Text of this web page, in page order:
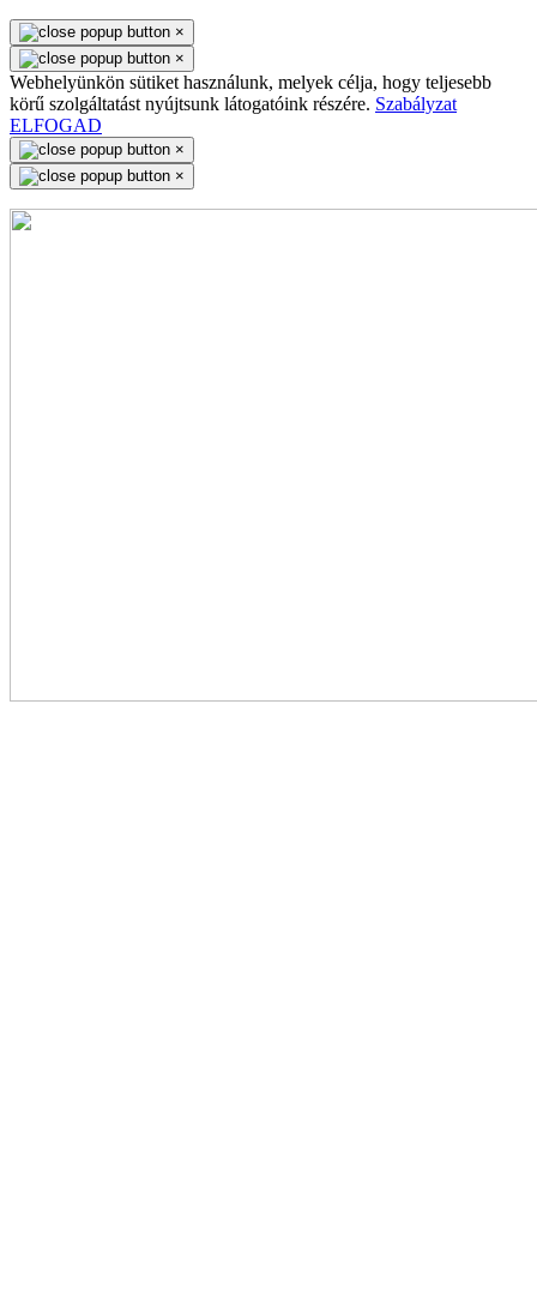
×
×
Webhelyünkön sütiket használunk, melyek célja, hogy teljesebb
körű szolgáltatást nyújtsunk látogatóink részére. Szabályzat
ELFOGAD
×
×